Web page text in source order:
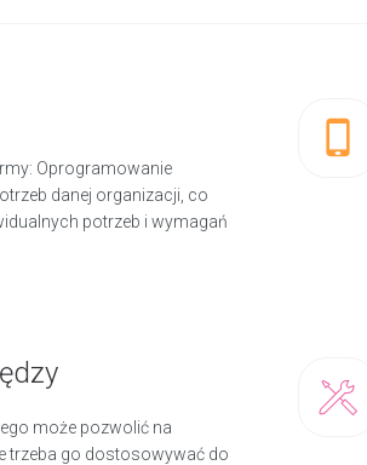
Oprogramowanie
danej organizacji, co
potrzeb i wymagań
może pozwolić na
trzeba go dostosowywać do